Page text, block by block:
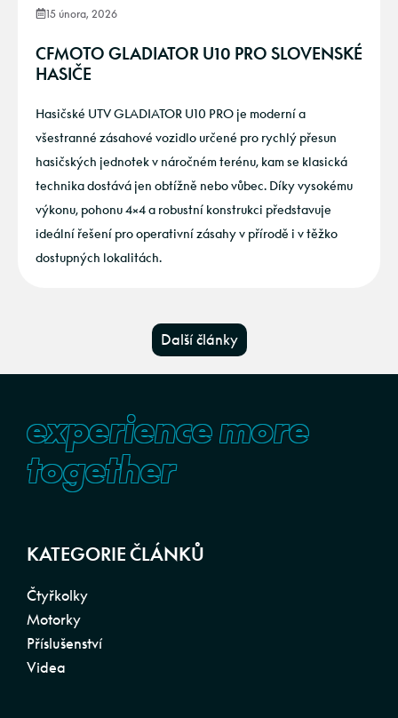
15 února, 2026
CFMOTO GLADIATOR U10 PRO SLOVENSKÉ
HASIČE
Hasičské UTV GLADIATOR U10 PRO je moderní a
všestranné zásahové vozidlo určené pro rychlý přesun
hasičských jednotek v náročném terénu, kam se klasická
technika dostává jen obtížně nebo vůbec. Díky vysokému
výkonu, pohonu 4×4 a robustní konstrukci představuje
ideální řešení pro operativní zásahy v přírodě i v těžko
dostupných lokalitách.
Další články
experience more
together
KATEGORIE ČLÁNKŮ
Čtyřkolky
Motorky
Příslušenství
Videa